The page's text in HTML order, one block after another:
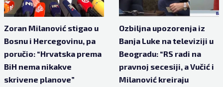
Zoran Milanović stigao u
Bosnu i Hercegovinu, pa
poručio: “Hrvatska prema
BiH nema nikakve
skrivene planove”
Ozbiljna upozorenja iz
Banja Luke na televiziji u
Beogradu: “RS radi na
pravnoj secesiji, a Vučić i
Milanović kreiraju